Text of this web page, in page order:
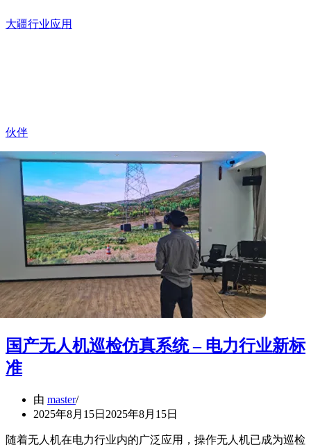
大疆行业应用
伙伴
国产无人机巡检仿真系统 – 电力行业新标
准
由 master
2025年8月15日 2025年8月15日
随着无人机在电力行业内的广泛应用，操作无人机已成为巡检